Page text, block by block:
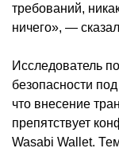
требований,
ничего», —
Исследователь
безопасности
что внесение
препятствует
Wasabi Wallet.